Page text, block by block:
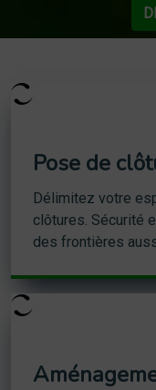
Pose de
Délimitez votre
clôtures. Sécurité
des frontières